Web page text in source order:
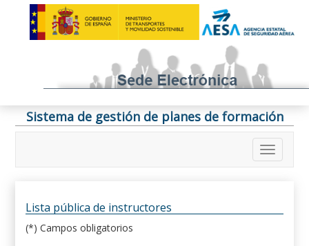
Sistema de gestión de planes de formación
Lista pública de instructores
(*) Campos obligatorios